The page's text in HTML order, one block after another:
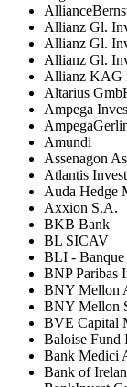
Allianz Gl.
Allianz Gl.
Allianz Gl.
Allianz KAG
Altarius
Ampega
Amundi
Assenagon
Atlantis
Auda Hedge
Axxion S.A.
BKB Bank
BL SICAV
BLI - Banque
BNP Paribas
BNY Mellon
BNY Mellon
BVE Capital
Baloise Fund
Bank Medici
Bank of